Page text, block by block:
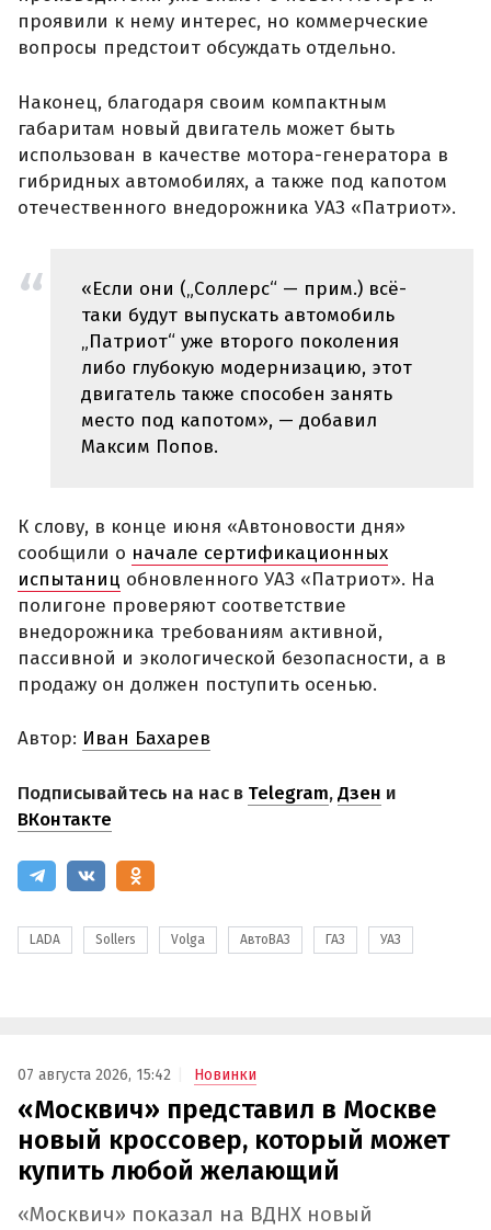
проявили к нему интерес, но коммерческие
вопросы предстоит обсуждать отдельно.
Наконец, благодаря своим компактным
габаритам новый двигатель может быть
использован в качестве мотора-генератора в
гибридных автомобилях, а также под капотом
отечественного внедорожника УАЗ «Патриот».
«Если они („Соллерс“ — прим.) всё-
таки будут выпускать автомобиль
„Патриот“ уже второго поколения
либо глубокую модернизацию, этот
двигатель также способен занять
место под капотом», — добавил
Максим Попов.
К слову, в конце июня «Автоновости дня»
сообщили о начале сертификационных
испытаниц обновленного УАЗ «Патриот». На
полигоне проверяют соответствие
внедорожника требованиям активной,
пассивной и экологической безопасности, а в
продажу он должен поступить осенью.
Автор: Иван Бахарев
Подписывайтесь на нас в Telegram,Дзен и
ВКонтакте
LADA Sollers Volga АвтоВАЗ ГАЗ УАЗ
07 августа 2026, 15:42 Новинки
«Москвич» представил в Москве
новый кроссовер, который может
купить любой желающий
«Москвич» показал на ВДНХ новый